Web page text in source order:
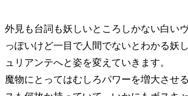
外見も台詞も妖しいところしかない白い
っぽいけど一目で人間でないとわかる妖
ュリアンテへと姿を変えていきます。
魔物にとってはむしろパワーを増大させ